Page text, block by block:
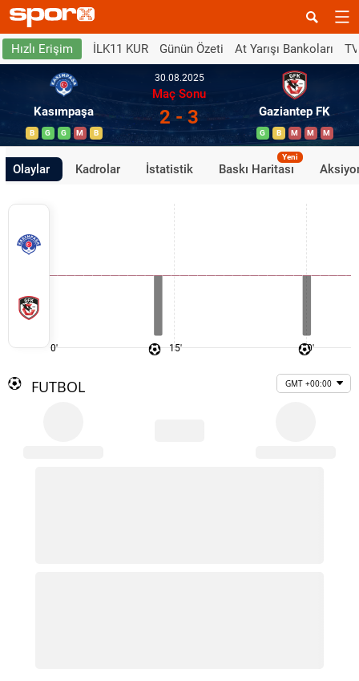
Hızlı Erişim İLK11 KUR Günün Özeti At Yarışı Bankoları
Kasımpaşa
B G G M B
30.08.2025
Maç Sonu
2 - 3 Gaziantep FK
G B M M M
Olaylar Kadrolar İstatistik Baskı Haritası
Yeni
0' 15' 30'
FUTBOL GMT +00:00